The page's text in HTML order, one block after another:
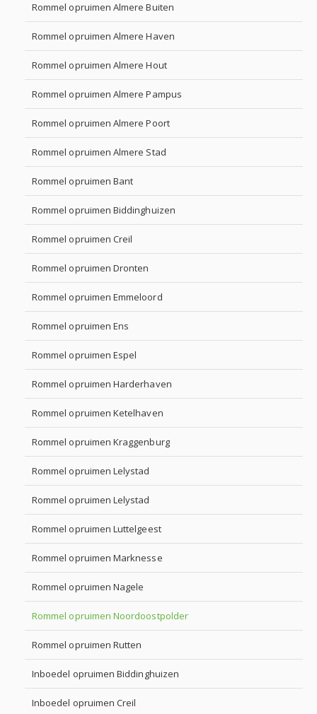
Rommel opruimen Almere Buiten
Rommel opruimen Almere Haven
Rommel opruimen Almere Hout
Rommel opruimen Almere Pampus
Rommel opruimen Almere Poort
Rommel opruimen Almere Stad
Rommel opruimen Bant
Rommel opruimen Biddinghuizen
Rommel opruimen Creil
Rommel opruimen Dronten
Rommel opruimen Emmeloord
Rommel opruimen Ens
Rommel opruimen Espel
Rommel opruimen Harderhaven
Rommel opruimen Ketelhaven
Rommel opruimen Kraggenburg
Rommel opruimen Lelystad
Rommel opruimen Lelystad
Rommel opruimen Luttelgeest
Rommel opruimen Marknesse
Rommel opruimen Nagele
Rommel opruimen Noordoostpolder
Rommel opruimen Rutten
Inboedel opruimen Biddinghuizen
Inboedel opruimen Creil